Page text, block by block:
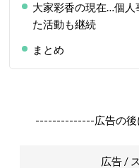
大家彩香の現在…個人
た活動も継続
まとめ
--------------広告の
広告 /